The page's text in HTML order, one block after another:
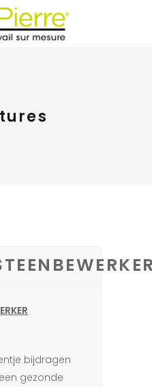
bijdragen
gezonde